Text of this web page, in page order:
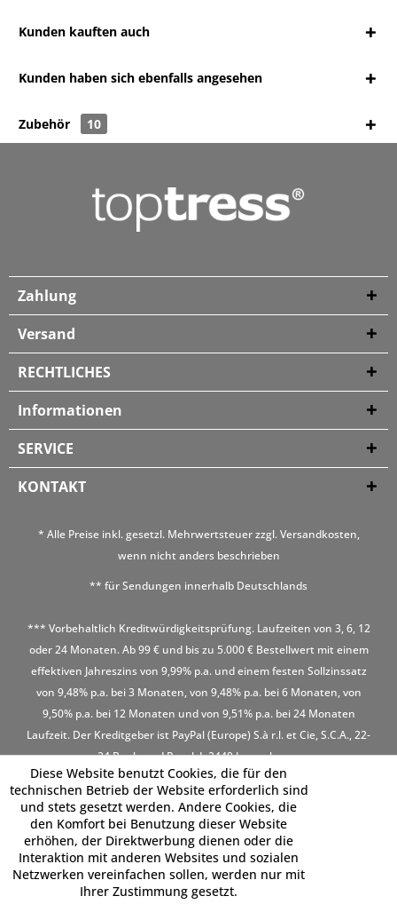
Kunden kauften auch
Kunden haben sich ebenfalls angesehen
Zubehör 10
Zahlung
Versand
RECHTLICHES
Informationen
SERVICE
KONTAKT
* Alle Preise inkl. gesetzl. Mehrwertsteuer zzgl.Versandkosten,
wenn nicht anders beschrieben
** für Sendungen innerhalb Deutschlands
*** Vorbehaltlich Kreditwürdigkeitsprüfung. Laufzeiten von 3, 6, 12
oder 24 Monaten. Ab 99 € und bis zu 5.000 € Bestellwert mit einem
effektiven Jahreszins von 9,99% p.a. und einem festen Sollzinssatz
von 9,48% p.a. bei 3 Monaten, von 9,48% p.a. bei 6 Monaten, von
9,50% p.a. bei 12 Monaten und von 9,51% p.a. bei 24 Monaten
Laufzeit. Der Kreditgeber ist PayPal (Europe) S.à r.l. et Cie, S.C.A., 22-
24 Boulevard Royal, L-2449 Luxembourg
Diese Website benutzt Cookies, die für den
technischen Betrieb der Website erforderlich sind
und stets gesetzt werden. Andere Cookies, die
den Komfort bei Benutzung dieser Website
erhöhen, der Direktwerbung dienen oder die
Interaktion mit anderen Websites und sozialen
Netzwerken vereinfachen sollen, werden nur mit
Ihrer Zustimmung gesetzt.